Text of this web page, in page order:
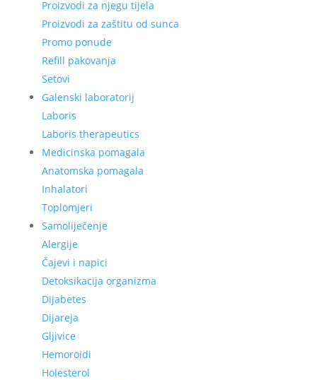
Proizvodi za njegu tijela
Proizvodi za zaštitu od sunca
Promo ponude
Refill pakovanja
Setovi
Galenski laboratorij
Laboris
Laboris therapeutics
Medicinska pomagala
Anatomska pomagala
Inhalatori
Toplomjeri
Samoliječenje
Alergije
Čajevi i napici
Detoksikacija organizma
Dijabetes
Dijareja
Gljivice
Hemoroidi
Holesterol